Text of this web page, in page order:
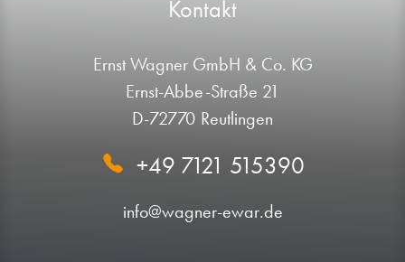
Kontakt
Ernst Wagner GmbH & Co. KG
Ernst-Abbe-Straße 21
D-72770 Reutlingen
+49 7121 515390
info@wagner-ewar.de